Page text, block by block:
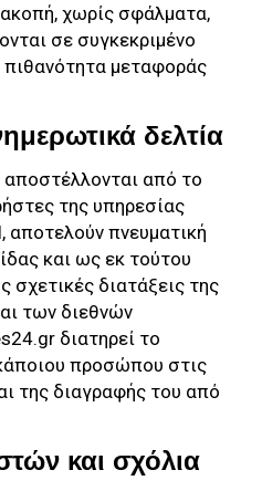
χωρίς σφάλματα,
σε συγκεκριμένο
πιθανότητα μεταφοράς
δελτία
από το
της υπηρεσίας
πνευματική
και ως εκ τούτου
σχετικές διατάξεις της
των διεθνών
διατηρεί το
προσώπου στις
της διαγραφής του από
και σχόλια